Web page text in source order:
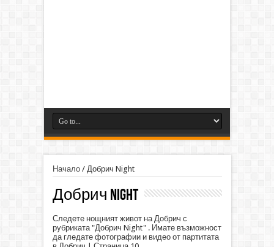
Начало/ Добрич Night
Добрич Night
Следете нощният живот на Добрич с
рубриката "Добрич Night" . Имате възможност
да гледате фотографии и видео от партитата